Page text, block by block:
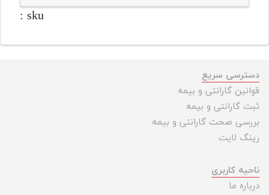
sku :
دسترسی سریع
قوانین گارانتی و بیمه
ثبت گارانتی و بیمه
بررسی صحت گارانتی و بیمه
رینگ لایت
ناحیه کاربری
درباره ما